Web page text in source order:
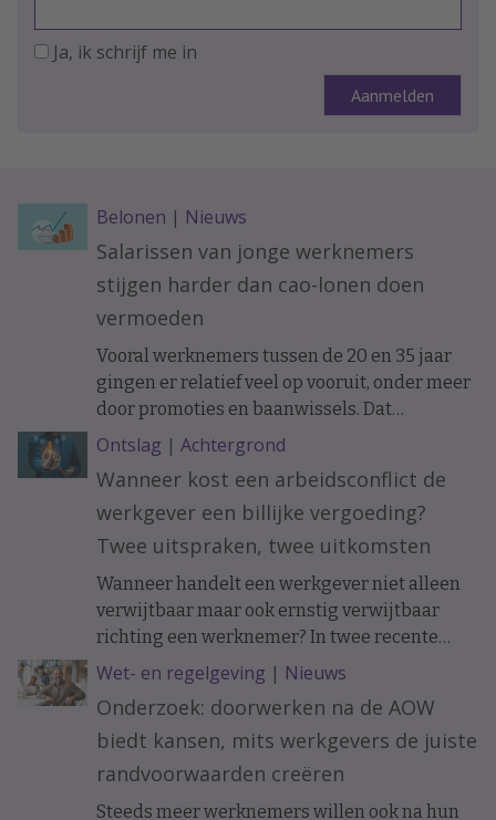
Ja, ik schrijf me in
Belonen | Nieuws
Salarissen van jonge werknemers
stijgen harder dan cao-lonen doen
vermoeden
Vooral werknemers tussen de 20 en 35 jaar
gingen er relatief veel op vooruit, onder meer
door promoties en baanwissels. Dat
constateren economen van ABN Amro in
vakblad ESB, meldt De Telegraaf.
Ontslag | Achtergrond
Wanneer kost een arbeidsconflict de
werkgever een billijke vergoeding?
Twee uitspraken, twee uitkomsten
Wanneer handelt een werkgever niet alleen
verwijtbaar maar ook ernstig verwijtbaar
richting een werknemer? In twee recente
uitspraken werd de arbeidsovereenkomst
ontbonden op initiatief van de werknemer. In
het ene geval moest de werkgever een forse
billijke vergoeding betalen, in het andere
geval hoefde dat niet.
Wet- en regelgeving | Nieuws
Onderzoek: doorwerken na de AOW
biedt kansen, mits werkgevers de juiste
randvoorwaarden creëren
Steeds meer werknemers willen ook na hun